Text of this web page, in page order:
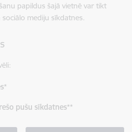
papildus šajā vietnē var tikt
mediju sīkdatnes.
*
pušu sīkdatnes**